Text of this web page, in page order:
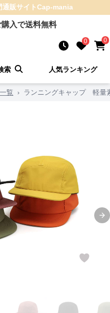
通販サイトCap-mania
購入で送料無料
0 0
索 人気ランキング
覧 › ランニングキャップ 軽量